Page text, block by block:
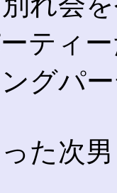
ティ
グパ
た次